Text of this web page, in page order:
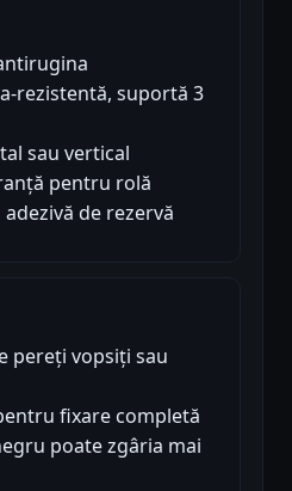
rezistentă, suportă 3
sau vertical
pentru rolă
de rezervă
pereți vopsiți sau
fixare completă
poate zgâria mai